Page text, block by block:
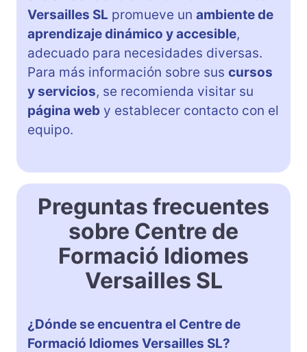
Versailles SL promueve un ambiente de
aprendizaje dinámico y accesible,
adecuado para necesidades diversas.
Para más información sobre sus cursos
y servicios, se recomienda visitar su
página web y establecer contacto con el
equipo.
Preguntas frecuentes
sobre Centre de
Formació Idiomes
Versailles SL
¿Dónde se encuentra el Centre de
Formació Idiomes Versailles SL?